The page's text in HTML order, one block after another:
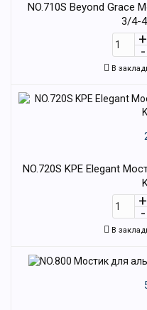
NO.710S Beyond Grace
3/4-
В
NO.720S KPE Elegant
В